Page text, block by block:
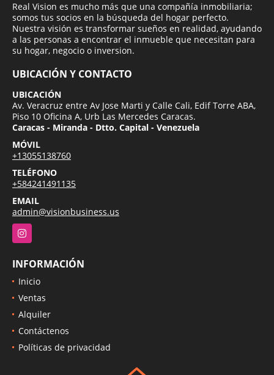
Real Vision es mucho más que una compañía inmobiliaria;
somos tus socios en la búsqueda del hogar perfecto.
Nuestra visión es transformar sueños en realidad, ayudando
a las personas a encontrar el inmueble que necesitan para
su hogar, negocio o inversion.
UBICACIÓN Y CONTACTO
UBICACIÓN
Av. Veracruz entre Av Jose Marti y Calle Cali, Edif Torre ABA,
Piso 10 Oficina A, Urb Las Mercedes Caracas.
Caracas - Miranda - Dtto. Capital - Venezuela
MÓVIL
+13055138760
TELÉFONO
+584241491135
EMAIL
admin@visionbusiness.us
Instagram
INFORMACIÓN
Inicio
Ventas
Alquiler
Contáctenos
Políticas de privacidad